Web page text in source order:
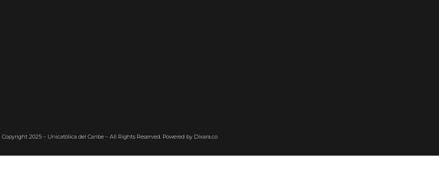
Copyright 2025 – Unicatólica del Caribe – All Rights Reserved. Powered by Dixara.co